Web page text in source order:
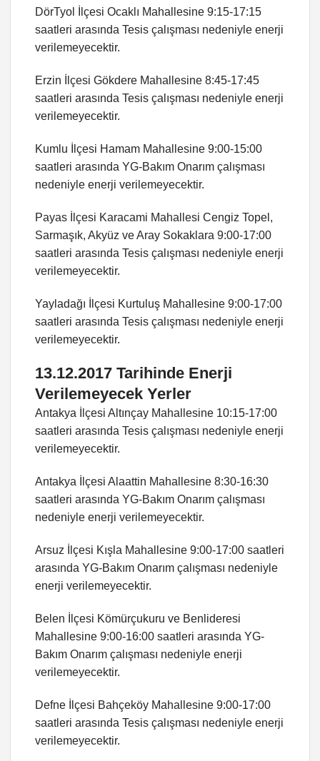
DörTyol İlçesi Ocaklı Mahallesine 9:15-17:15
saatleri arasında Tesis çalışması nedeniyle enerji
verilemeyecektir.
Erzin İlçesi Gökdere Mahallesine 8:45-17:45
saatleri arasında Tesis çalışması nedeniyle enerji
verilemeyecektir.
Kumlu İlçesi Hamam Mahallesine 9:00-15:00
saatleri arasında YG-Bakım Onarım çalışması
nedeniyle enerji verilemeyecektir.
Payas İlçesi Karacami Mahallesi Cengiz Topel,
Sarmaşık, Akyüz ve Aray Sokaklara 9:00-17:00
saatleri arasında Tesis çalışması nedeniyle enerji
verilemeyecektir.
Yayladağı İlçesi Kurtuluş Mahallesine 9:00-17:00
saatleri arasında Tesis çalışması nedeniyle enerji
verilemeyecektir.
13.12.2017 Tarihinde Enerji
Verilemeyecek Yerler
Antakya İlçesi Altınçay Mahallesine 10:15-17:00
saatleri arasında Tesis çalışması nedeniyle enerji
verilemeyecektir.
Antakya İlçesi Alaattin Mahallesine 8:30-16:30
saatleri arasında YG-Bakım Onarım çalışması
nedeniyle enerji verilemeyecektir.
Arsuz İlçesi Kışla Mahallesine 9:00-17:00 saatleri
arasında YG-Bakım Onarım çalışması nedeniyle
enerji verilemeyecektir.
Belen İlçesi Kömürçukuru ve Benlideresi
Mahallesine 9:00-16:00 saatleri arasında YG-
Bakım Onarım çalışması nedeniyle enerji
verilemeyecektir.
Defne İlçesi Bahçeköy Mahallesine 9:00-17:00
saatleri arasında Tesis çalışması nedeniyle enerji
verilemeyecektir.